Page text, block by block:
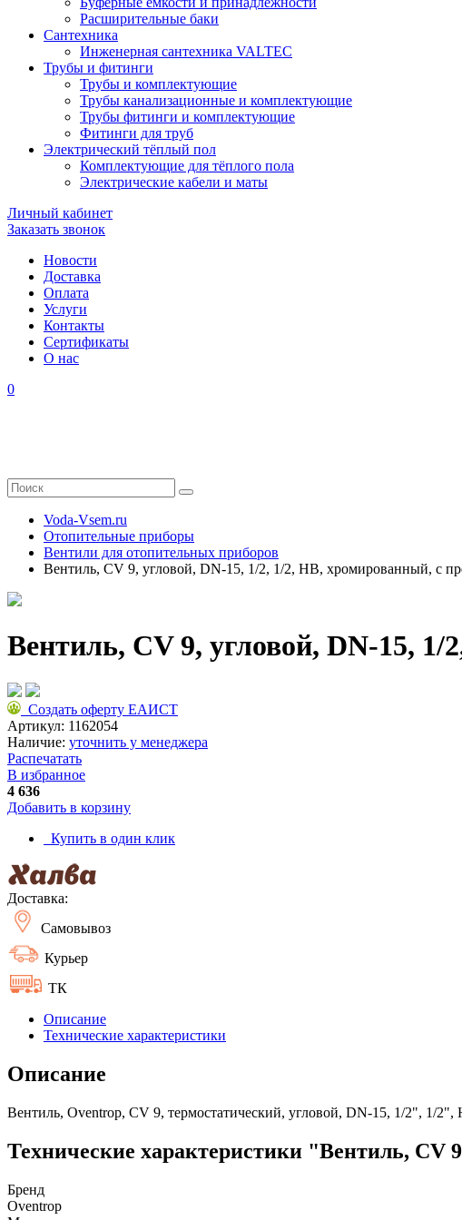
Расширительные баки
Сантехника
Инженерная сантехника VALTEC
Трубы и фитинги
Трубы и комплектующие
Трубы канализационные и комплектующие
Трубы фитинги и комплектующие
Фитинги для труб
Электрический тёплый пол
Комплектующие для тёплого пола
Электрические кабели и маты
Личный кабинет
Заказать звонок
Новости
Доставка
Оплата
Услуги
Контакты
Cертификаты
О нас
0
Voda-Vsem.ru
Отопительные приборы
Вентили для отопительных приборов
Вентиль, CV 9, угловой, DN-15, 1/2, 1/2, НВ, хромированный, с
Вентиль, CV 9, угловой, DN-15,
Создать оферту ЕАИСТ
Артикул: 1162054
Наличие: уточнить у менеджера
Распечатать
В избранное
4 636
Добавить в корзину
Купить в один клик
Доставка:
Самовывоз
Курьер
ТК
Описание
Технические характеристики
Описание
Вентиль, Oventrop, CV 9, термостатический, угловой, DN-15, 1/2", 1/
Технические характеристики "Вентиль, CV
Бренд
Oventrop